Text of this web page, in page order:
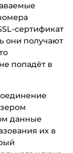
сертификат
они получают
попадёт в
данные
их в